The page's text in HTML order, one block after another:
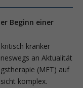
Beginn einer
kranker
an Aktualität
(MET) auf
komplex.